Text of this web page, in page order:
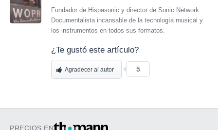
Fundador de Hispasonic y director de Sonic Network.
Documentalista incansable de la tecnología musical y
los instrumentos en todos sus formatos.
¿Te gustó este artículo?
Agradecer al autor 5
PRECIOS EN